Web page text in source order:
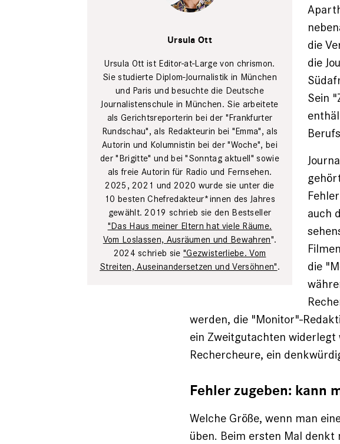
Ursula Ott
Ursula Ott ist Editor-at-Large von chrismon.
Sie studierte Diplom-Journalistik in München
und Paris und besuchte die Deutsche
Journalistenschule in München. Sie arbeitete
als Gerichtsreporterin bei der "Frankfurter
Rundschau", als Redakteurin bei "Emma", als
Autorin und Kolumnistin bei der "Woche", bei
der "Brigitte" und bei "Sonntag aktuell" sowie
als freie Autorin für Radio und Fernsehen.
2025, 2021 und 2020 wurde sie unter die
10 besten Chefredakteur*innen des Jahres
gewählt. 2019 schrieb sie den Bestseller
"Das Haus meiner Eltern hat viele Räume.
Vom Loslassen, Ausräumen und Bewahren".
2024 schrieb sie"Gezwisterliebe. Vom
Streiten, Auseinandersetzen und Versöhnen".
die
die
Sein
auch
die
werden, die "Monitor"-
ein Zweitgutachten widerlegt
Rechercheure, ein
Fehler zugeben: kann
Welche Größe, wenn man
üben. Beim ersten Mal